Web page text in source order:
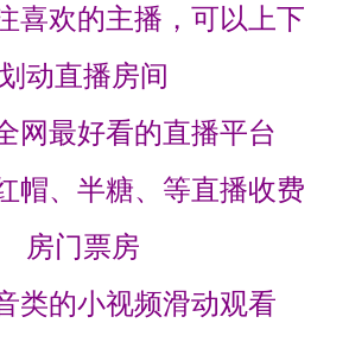
喜欢的主播，可以上下
动直播房间
网最好看的直播平台
帽、半糖、等直播收费
房门票房
类的小视频滑动观看